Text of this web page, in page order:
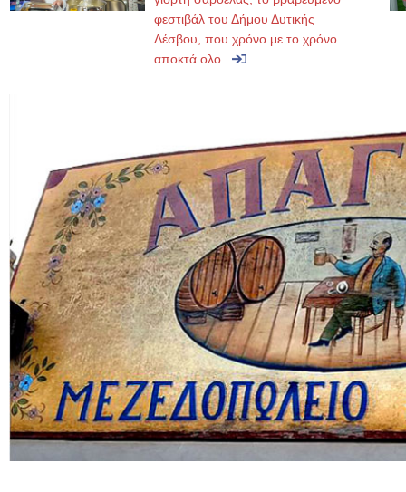
φεστιβάλ του Δήμου Δυτικής
Λέσβου, που χρόνο με το χρόνο
αποκτά ολο...